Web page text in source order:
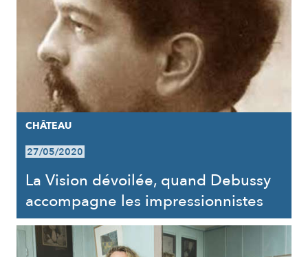
CHÂTEAU
27/05/2020
La Vision dévoilée, quand Debussy
accompagne les impressionnistes